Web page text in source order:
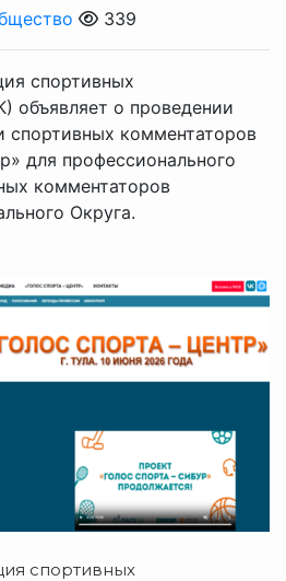
339
спортивных
объявляет о проведении
спортивных комментаторов
для профессионального
комментаторов
Округа.
спортивных